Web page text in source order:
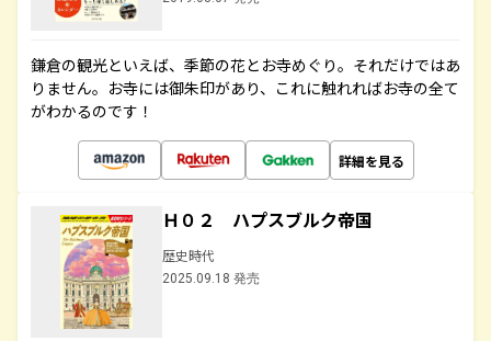
鎌倉の観光といえば、季節の花とお寺めぐり。それだけではあ
りません。お寺には御朱印があり、これに触れればお寺の全て
がわかるのです！
詳細を見る
Ｈ０２ ハプスブルク帝国
歴史時代
2025.09.18 発売